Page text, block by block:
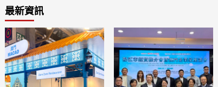
最新資訊